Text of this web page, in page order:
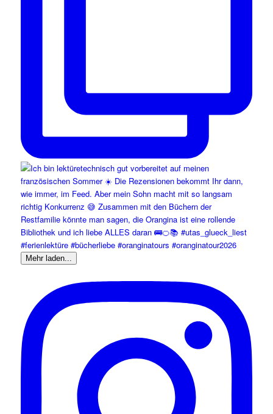
Mehr laden...